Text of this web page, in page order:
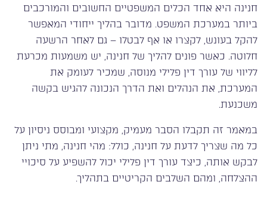
חנינה היא אחד הכלים המשפטיים החשובים והמורכבים
ביותר במערכת המשפט. מדובר בהליך ייחודי המאפשר
להקל בעונש, לקצרו או אף לבטלו – גם לאחר הרשעה
חלוטה. כאשר פונים להליך של חנינה, יש משמעות מכרעת
לליווי של עורך דין פלילי מנוסה, שמכיר לעומק את
המערכת, את הנהלים ואת הדרך הנכונה להגיש בקשה
משכנעת.
במאמר זה תקבלו הסבר מעמיק, מקצועי ומבוסס ניסיון על
כל מה שצריך לדעת על חנינה, כולל: מהי חנינה, מתי ניתן
לבקש אותה, כיצד עורך דין פלילי יכול להשפיע על סיכויי
ההצלחה, ומהם השלבים הקריטיים בתהליך.